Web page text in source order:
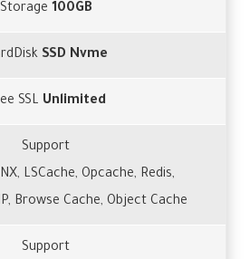
Storage 100GB
SSD Nvme
SSL Unlimited
Support
LSCache, Opcache, Redis,
Browse Cache, Object Cache
Support